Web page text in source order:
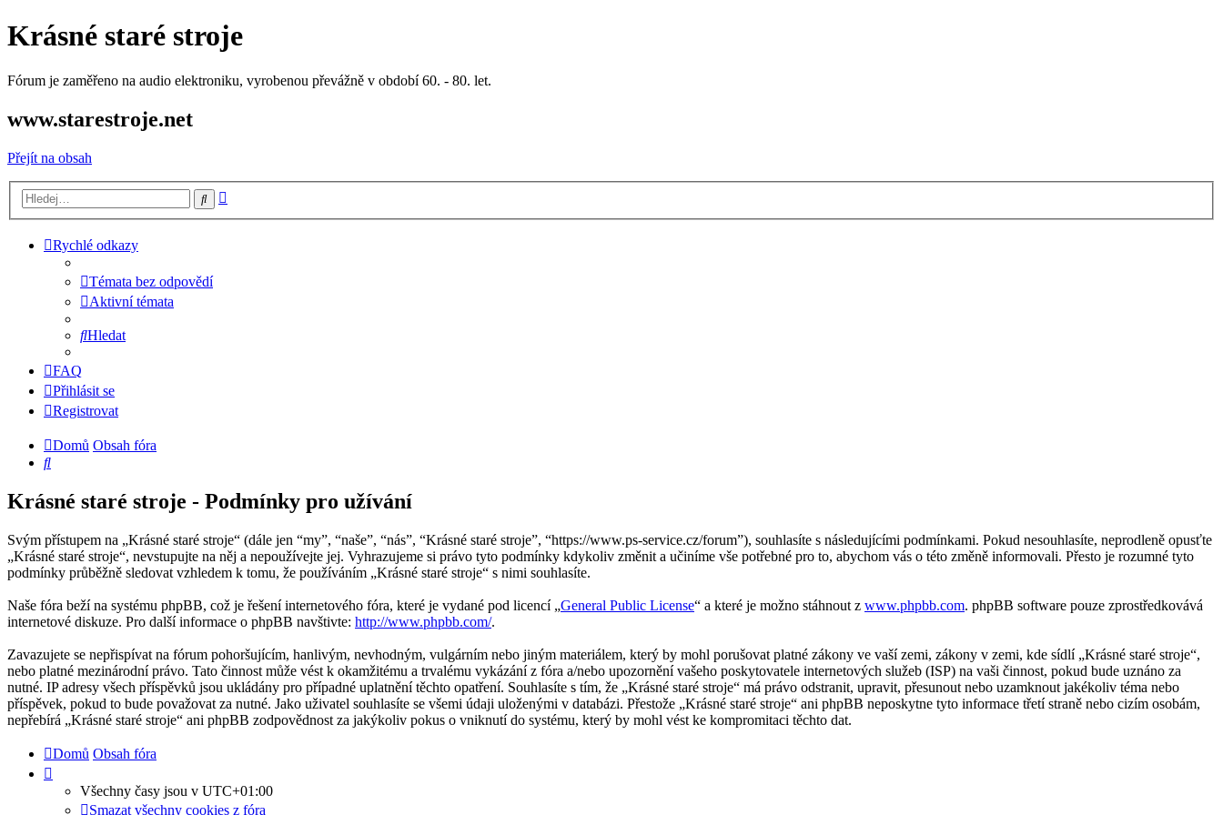
Krásné staré stroje
Fórum je zaměřeno na audio elektroniku, vyrobenou převážně v období 60. - 80. let.
www.starestroje.net
Přejít na obsah
Hledat
Rychlé odkazy
Témata bez odpovědí
Aktivní témata
Hledat
FAQ
Přihlásit se
Registrovat
Domů Obsah fóra
Hledat
Krásné staré stroje - Podmínky pro užívání
Svým přístupem na „Krásné staré stroje“ (dále jen “my”, “naše”, “nás”, “Krásné staré stroje”, “https://www.ps-service.cz/forum”), souhlasíte s následujícími podmínkami. Pokud nesouhlasíte, neprodleně opusťte
„Krásné staré stroje“, nevstupujte na něj a nepoužívejte jej. Vyhrazujeme si právo tyto podmínky kdykoliv změnit a učiníme vše potřebné pro to, abychom vás o této změně informovali. Přesto je rozumné tyto
podmínky průběžně sledovat vzhledem k tomu, že používáním „Krásné staré stroje“ s nimi souhlasíte.
Naše fóra beží na systému phpBB, což je řešení internetového fóra, které je vydané pod licencí „General Public License“ a které je možno stáhnout z www.phpbb.com. phpBB software pouze zprostředkovává
internetové diskuze. Pro další informace o phpBB navštivte: http://www.phpbb.com/.
Zavazujete se nepřispívat na fórum pohoršujícím, hanlivým, nevhodným, vulgárním nebo jiným materiálem, který by mohl porušovat platné zákony ve vaší zemi, zákony v zemi, kde sídlí „Krásné staré stroje“,
nebo platné mezinárodní právo. Tato činnost může vést k okamžitému a trvalému vykázání z fóra a/nebo upozornění vašeho poskytovatele internetových služeb (ISP) na vaši činnost, pokud bude uznáno za
nutné. IP adresy všech příspěvků jsou ukládány pro případné uplatnění těchto opatření. Souhlasíte s tím, že „Krásné staré stroje“ má právo odstranit, upravit, přesunout nebo uzamknout jakékoliv téma nebo
příspěvek, pokud to bude považovat za nutné. Jako uživatel souhlasíte se všemi údaji uloženými v databázi. Přestože „Krásné staré stroje“ ani phpBB neposkytne tyto informace třetí straně nebo cizím osobám,
nepřebírá „Krásné staré stroje“ ani phpBB zodpovědnost za jakýkoliv pokus o vniknutí do systému, který by mohl vést ke kompromitaci těchto dat.
Domů Obsah fóra
Všechny časy jsou v UTC+01:00
Smazat všechny cookies z fóra